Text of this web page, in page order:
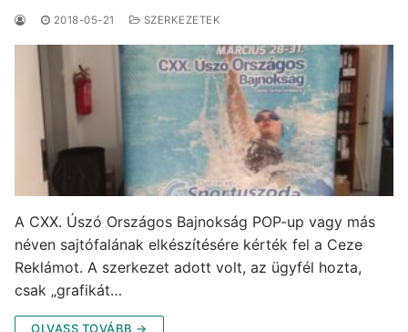
2018-05-21 SZERKEZETEK
A CXX. Úszó Országos Bajnokság POP-up vagy más
néven sajtófalának elkészítésére kérték fel a Ceze
Reklámot. A szerkezet adott volt, az ügyfél hozta,
csak „grafikát…
OLVASS TOVÁBB →